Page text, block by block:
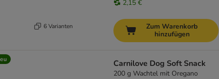
6 Varianten
2,15 €
Zum Warenkorb
hinzufügen
Carnilove Dog Soft Snack
200 g Wachtel mit Oregano